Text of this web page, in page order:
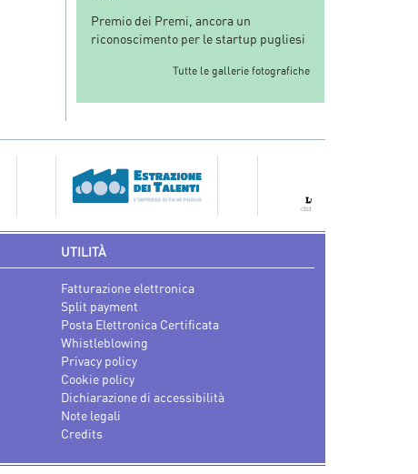
Premio dei Premi, ancora un
riconoscimento per le startup pugliesi
Tutte le gallerie fotografiche
UTILITÀ
Fatturazione elettronica
Split payment
Posta Elettronica Certificata
Whistleblowing
Privacy policy
Cookie policy
Dichiarazione di accessibilità
Note legali
Credits